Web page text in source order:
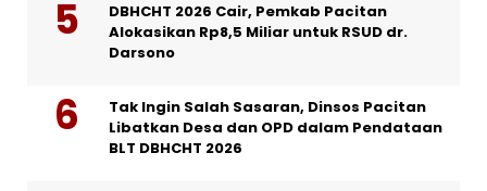
DBHCHT 2026 Cair, Pemkab Pacitan
Alokasikan Rp8,5 Miliar untuk RSUD dr.
Darsono
Tak Ingin Salah Sasaran, Dinsos Pacitan
Libatkan Desa dan OPD dalam Pendataan
BLT DBHCHT 2026